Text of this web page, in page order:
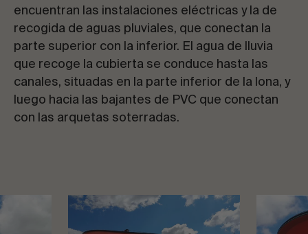
encuentran las instalaciones eléctricas y la de
recogida de aguas pluviales, que conectan la
parte superior con la inferior. El agua de lluvia
que recoge la cubierta se conduce hasta las
canales, situadas en la parte inferior de la lona, y
luego hacia las bajantes de PVC que conectan
con las arquetas soterradas.